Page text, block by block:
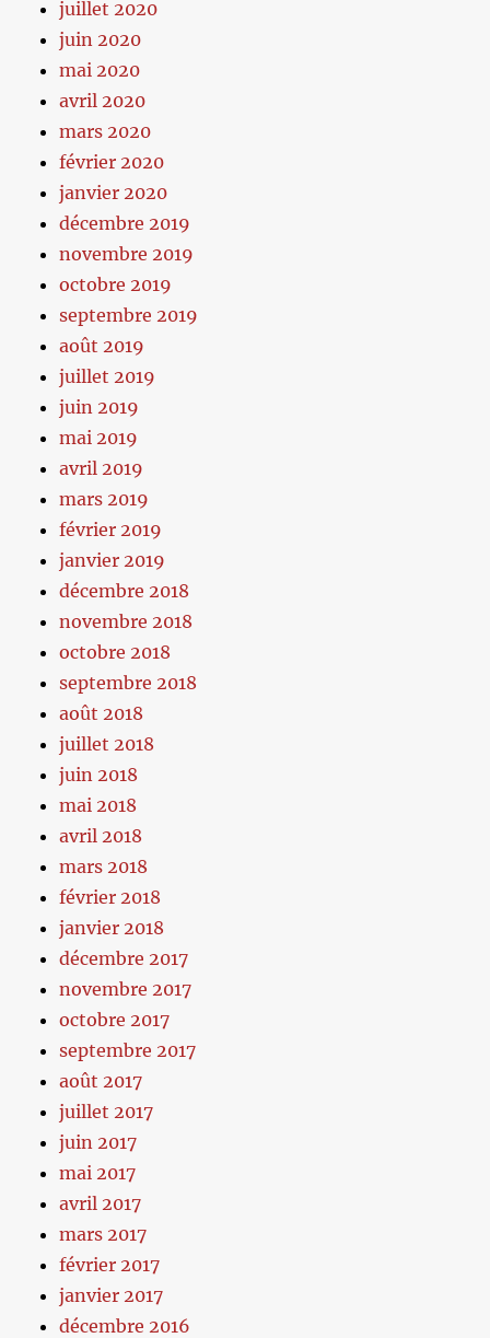
juillet 2020
juin 2020
mai 2020
avril 2020
mars 2020
février 2020
janvier 2020
décembre 2019
novembre 2019
octobre 2019
septembre 2019
août 2019
juillet 2019
juin 2019
mai 2019
avril 2019
mars 2019
février 2019
janvier 2019
décembre 2018
novembre 2018
octobre 2018
septembre 2018
août 2018
juillet 2018
juin 2018
mai 2018
avril 2018
mars 2018
février 2018
janvier 2018
décembre 2017
novembre 2017
octobre 2017
septembre 2017
août 2017
juillet 2017
juin 2017
mai 2017
avril 2017
mars 2017
février 2017
janvier 2017
décembre 2016